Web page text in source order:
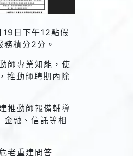
日下午12點假
務積分2分。
師專業知能，使
推動師聘期內除
推動師報備輔導
金融、信託等相
老重建問答